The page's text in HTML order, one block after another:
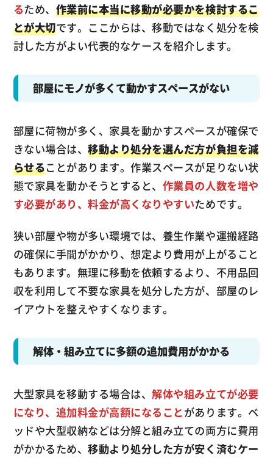
るため、 作業前に本当に移動が必要かを検討するこ
とが大切です。ここからは、移動ではなく処分を検
討した方がよい代表的なケースを紹介します。
部屋にモノが多くて動かすスペースがない
部屋に荷物が多く、家具を動かすスペースが確保で
きない場合は、移動より処分を選んだ方が負担を減
らせることがあります。作業スペースが足りない状
態で家具を動かそうとすると、 作業員の人数を増や
す必要があり、料金が高くなりやすいためです。
狭い部屋や物が多い環境では、養生作業や運搬経路
の確保に手間がかかり、想定より費用が上がること
もあります。無理に移動を依頼するより、不用品回
収を利用して不要な家具を処分した方が、部屋のレ
イアウトを整えやすくなります。
解体・組み立てに多額の追加費用がかかる
大型家具を移動する場合は、解体や組み立てが必要
になり、追加料金が高額になることがあります。ベ
ッドや大型収納などは分解と組み立ての両方に費用
がかかるため、移動より処分した方が安く済むケー